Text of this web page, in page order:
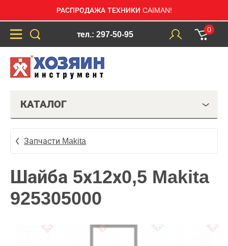
РАСПРОДАЖА ТЕХНИКИ CAIMAN!
тел.: 297-50-95
0
КАТАЛОГ
Запчасти Makita
Шайба 5х12х0,5 Makita
925305000